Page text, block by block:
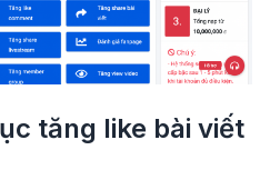
tăng like bài viết